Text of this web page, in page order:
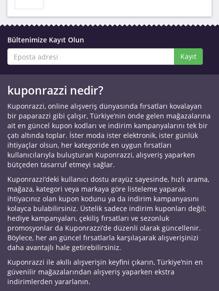
Bültenimize Kayıt Olun
Kayıt
kuponrazzi nedir?
Kuponrazzi, online alışveriş dünyasında fırsatları kovalayan
bir paparazzi gibi çalışır, Türkiye’nin önde gelen mağazalarına
ait en güncel kupon kodları ve indirim kampanyalarını tek bir
çatı altında toplar. İster moda ister elektronik, ister günlük
ihtiyaçlar olsun, her kategoride en uygun fırsatları
kullanıcılarıyla buluşturan Kuponrazzi, alışveriş yaparken
bütçeden tasarruf etmeyi sağlar.
Kuponrazzi’deki kullanıcı dostu arayüz sayesinde, hızlı arama,
mağaza, kategori veya markaya göre listeleme yaparak
ihtiyacınız olan kupon kodunu ya da indirim kampanyasını
kolayca bulabilirsiniz. Üstelik sadece indirim kuponları değil;
hediye kampanyaları, çekiliş fırsatları ve sezonluk
promosyonlar da Kuponrazzi’de düzenli olarak güncellenir.
Böylece, her an güncel fırsatlarla karşılaşarak alışverişinizi
daha avantajlı hale getirebilirsiniz.
Kuponrazzi ile akıllı alışverişin keyfini çıkarın, Türkiye’nin en
güvenilir mağazalarından alışveriş yaparken ekstra
indirimlerden yararlanın.